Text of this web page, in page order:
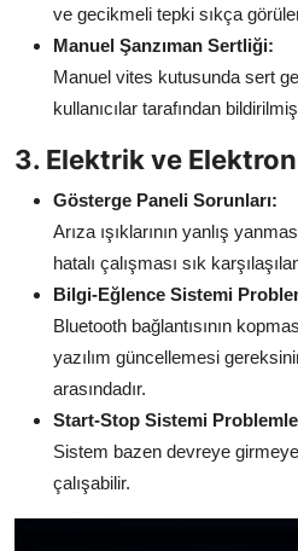
ve gecikmeli tepki sıkça
Manuel Şanzıman Sertliği:
Manuel vites kutusunda sert
kullanıcılar tarafından
3. Elektrik ve
Gösterge Paneli Sorunları:
Arıza ışıklarının yanlış
hatalı çalışması sık
Bilgi-Eğlence Sistemi
Bluetooth bağlantısının
yazılım güncellemesi
arasındadır.
Start-Stop Sistemi
Sistem bazen devreye
çalışabilir.